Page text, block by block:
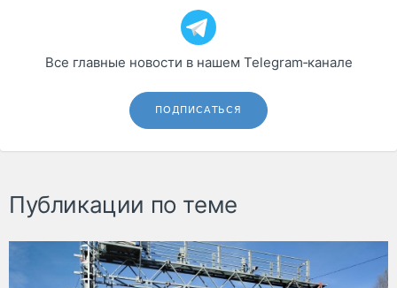
Все главные новости в нашем Telegram‑канале
ПОДПИСАТЬСЯ
Публикации по теме